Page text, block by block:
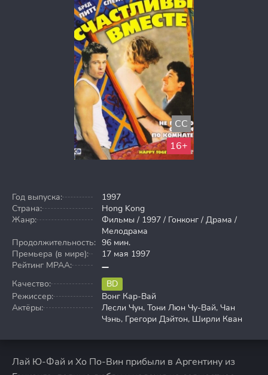
CC
16+
Год выпуска:
1997
Страна:
Hong Kong
Жанр:
Фильмы / 1997 / Гонконг / Драма /
Мелодрама
Продолжительность: 96 мин.
Премьера (в мире):
17 мая 1997
Рейтинг MPAA:
Качество:
BD
Режиссер:
Вонг Кар-Вай
Актёры:
Лесли Чун, Тони Люн Чу-Вай, Чан
Чэнь, Грегори Дэйтон, Ширли Кван
Лай Ю-Фай и Хо По-Вин прибыли в Аргентину из